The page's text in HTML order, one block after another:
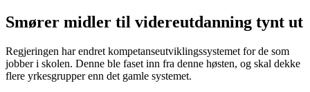
Smører midler til videreutdanning tynt ut
Regjeringen har endret kompetanseutviklingssystemet for de som
jobber i skolen. Denne ble faset inn fra denne høsten, og skal dekke
flere yrkesgrupper enn det gamle systemet.